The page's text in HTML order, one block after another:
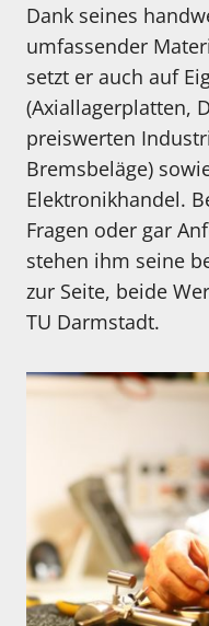
Dank seines
umfassender
setzt er auch auf
(Axiallagerplatten,
preiswerten
Bremsbeläge)
Elektronikhandel.
Fragen oder gar
stehen ihm seine
zur Seite, beide
TU Darmstadt.